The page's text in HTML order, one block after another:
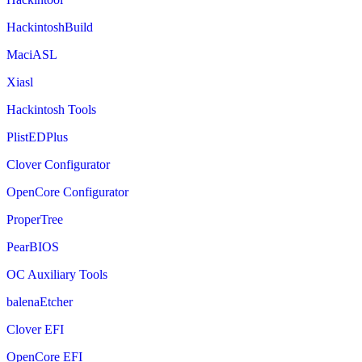
HackintoshBuild
MaciASL
Xiasl
Hackintosh Tools
PlistEDPlus
Clover Configurator
OpenCore Configurator
ProperTree
PearBIOS
OC Auxiliary Tools
balenaEtcher
Clover EFI
OpenCore EFI